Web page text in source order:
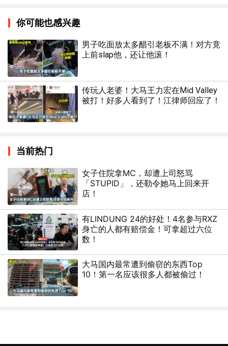
你可能也感兴趣
男子吃面放太多醋引老板不满！对方竟
上前slap他，还让他滚！
传玩人老婆！大马王力宏在Mid Valley
被打！好多人看到了！江律师回应了！
当前热门
女子住院拿MC，却遭上司怒骂
「STUPID」，还勒令她马上回来开
店！
有LINDUNG 24的好处！4名参与RXZ
身亡的人都有赔偿金！可拿超过六位
数！
大马国内最常遭到偷窃的东西Top
10！第一名应该很多人都被偷过！